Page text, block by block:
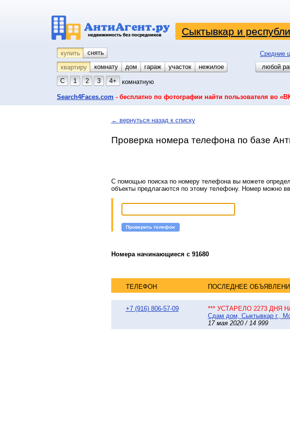
Сыктывкар и
купить снять
Средние
квартиру
комнату койко-место
дом гараж участок
нежилое
С
1 2 3 4+ комнатную
любой
Search4Faces.com - бесплатно по фотографии найти пользователя во
← вернуться назад к списку
Проверка номера телефона по базе
С помощью поиска по номеру телефона вы можете
объекты предлагаются по этому телефону. Номер можно
Проверить телефон
Номера начинающиеся с 91680
ТЕЛЕФОН ПОСЛЕДНЕЕ
+7 (916) 806-57-09
*** УСТАРЕЛО 2273 ДНЯ
Сдам дом, Сыктывкар г.,
17 мая 2020 / 14 999